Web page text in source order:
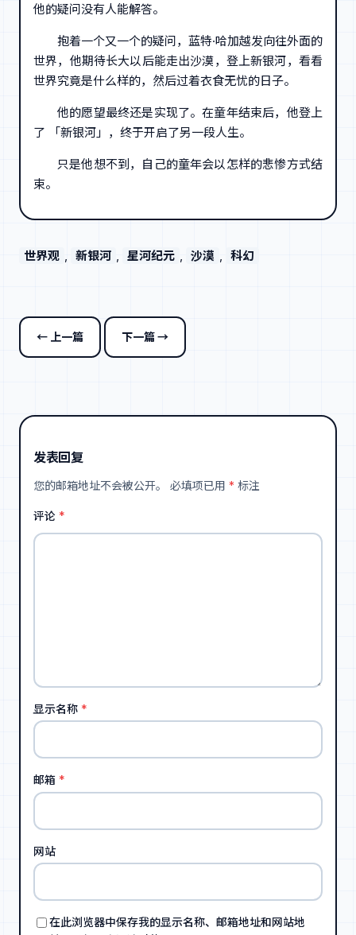
他的疑问没有人能解答。
抱着一个又一个的疑问，蓝特·哈加越发向往外面的
世界，他期待长大以后能走出沙漠，登上新银河，看看
世界究竟是什么样的，然后过着衣食无忧的日子。
他的愿望最终还是实现了。在童年结束后，他登上
了 「新银河」，终于开启了另一段人生。
只是他想不到，自己的童年会以怎样的悲惨方式结
束。
世界观 新银河 星河纪元 沙漠 科幻
← 上一篇 下一篇 →
发表回复
您的邮箱地址不会被公开。 必填项已用 * 标注
评论 *
显示名称 *
邮箱 *
网站
在此浏览器中保存我的显示名称、邮箱地址和网站地